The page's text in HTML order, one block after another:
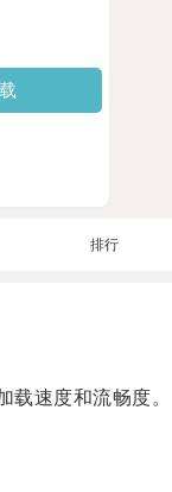
排行
速度和流畅度。